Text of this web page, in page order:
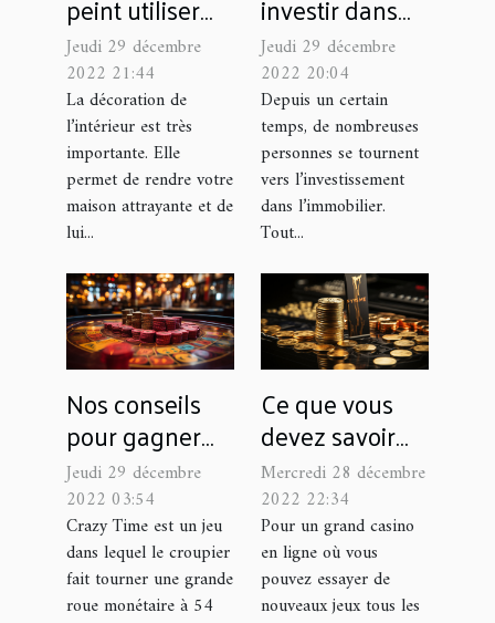
peint utiliser
pour décorer la
cuisine ?
Jeudi 29 décembre
2022 21:44
La décoration de
l’intérieur est très
importante. Elle
permet de rendre votre
maison attrayante et de
lui...
investir dans
l’immobilier en
France ?
Jeudi 29 décembre
2022 20:04
Depuis un certain
temps, de nombreuses
personnes se tournent
vers l’investissement
dans l’immobilier.
Tout...
Nos conseils
pour gagner
facilement au
crazy Time, le
jeu de casino
Jeudi 29 décembre
2022 03:54
Crazy Time est un jeu
dans lequel le croupier
fait tourner une grande
roue monétaire à 54
Ce que vous
devez savoir
sur Mystake
Mercredi 28 décembre
2022 22:34
Pour un grand casino
en ligne où vous
pouvez essayer de
nouveaux jeux tous les